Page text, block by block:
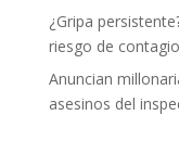
¿Gripa
riesgo de contagio
Anuncian
asesinos del